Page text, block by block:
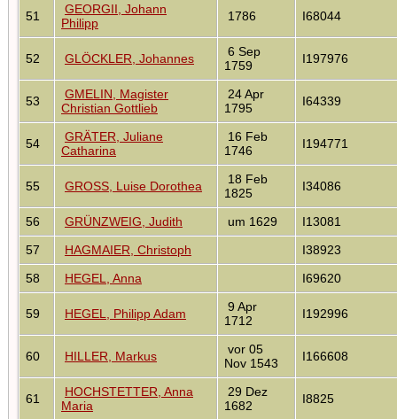
51
GEORGII, Johann
Philipp
1786 I68044
52 GLÖCKLER, Johannes
6 Sep
1759
I197976
53
GMELIN, Magister
Christian Gottlieb
24 Apr
1795
I64339
54
GRÄTER, Juliane
Catharina
16 Feb
1746
I194771
55 GROSS, Luise Dorothea
18 Feb
1825
I34086
56 GRÜNZWEIG, Judith um 1629
I13081
57
HAGMAIER, Christoph
I38923
58
HEGEL, Anna I69620
59 HEGEL, Philipp Adam
9 Apr
1712
I192996
60 HILLER, Markus
vor 05
Nov 1543
I166608
61
HOCHSTETTER, Anna
Maria
29 Dez
1682
I8825